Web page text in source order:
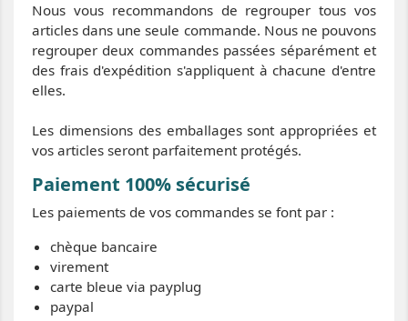
Nous vous recommandons de regrouper tous vos
articles dans une seule commande. Nous ne pouvons
regrouper deux commandes passées séparément et
des frais d'expédition s'appliquent à chacune d'entre
elles.
Les dimensions des emballages sont appropriées et
vos articles seront parfaitement protégés.
Paiement 100% sécurisé
Les paiements de vos commandes se font par :
chèque bancaire
virement
carte bleue via payplug
paypal